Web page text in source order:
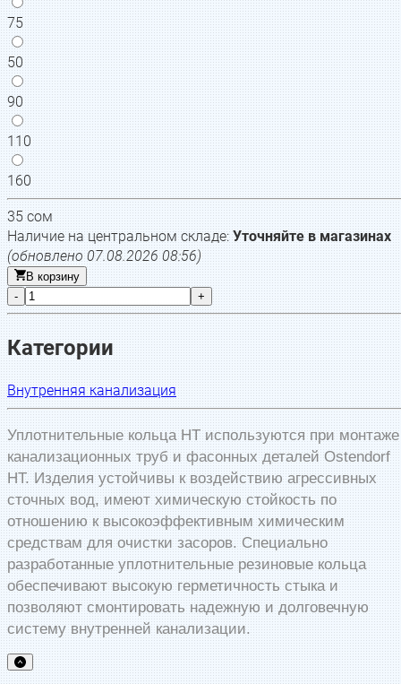
75
50
90
110
160
35сом
Наличие на центральном складе: Уточняйте в магазинах
(обновлено07.08.2026 08:56)
В корзину
-
+
Категории
Внутренняя канализация
Уплотнительные кольца HT используются при монтаже
канализационных труб и фасонных деталей Ostendorf
HT. Изделия устойчивы к воздействию агрессивных
сточных вод, имеют химическую стойкость по
отношению к высокоэффективным химическим
средствам для очистки засоров. Специально
разработанные уплотнительные резиновые кольца
обеспечивают высокую герметичность стыка и
позволяют смонтировать надежную и долговечную
систему внутренней канализации.